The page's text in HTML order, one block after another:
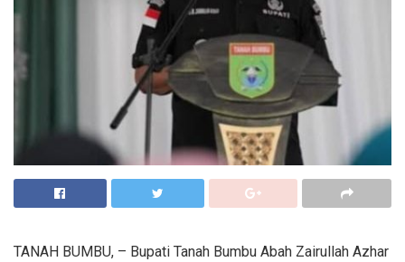
TANAH BUMBU, – Bupati Tanah Bumbu Abah Zairullah Azhar